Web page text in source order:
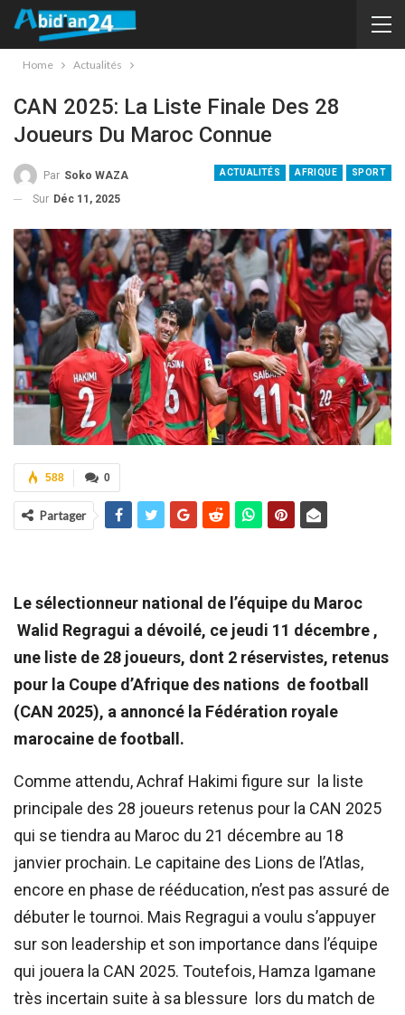
Home Actualités
CAN 2025: La Liste Finale Des 28
Joueurs Du Maroc Connue
ACTUALITÉS AFRIQUE SPORT
Par Soko WAZA
Sur Déc 11, 2025
0
588
Partager
Le sélectionneur national de l’équipe du Maroc
Walid Regragui a dévoilé, ce jeudi 11 décembre ,
une liste de 28 joueurs, dont 2 réservistes, retenus
pour la Coupe d’Afrique des nations de football
(CAN 2025), a annoncé la Fédération royale
marocaine de football.
Comme attendu, Achraf Hakimi figure sur la liste
principale des 28 joueurs retenus pour la CAN 2025
qui se tiendra au Maroc du 21 décembre au 18
janvier prochain. Le capitaine des Lions de l’Atlas,
encore en phase de rééducation, n’est pas assuré de
débuter le tournoi. Mais Regragui a voulu s’appuyer
sur son leadership et son importance dans l’équipe
qui jouera la CAN 2025. Toutefois, Hamza Igamane
très incertain suite à sa blessure lors du match de